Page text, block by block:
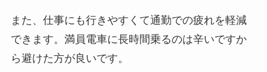
また、仕事にも行きやすくて通勤での疲れを軽減
できます。 満員電車に長時間乗るのは辛いですか
ら避けた方が良いです。